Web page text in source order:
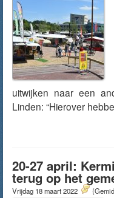
uitwijken naar een
Linden: “Hierover
20-27 april:
terug op het
Vrijdag 18 maart 2022